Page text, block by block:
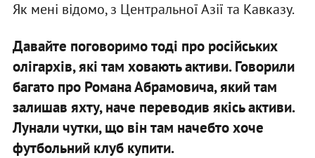
Як мені відомо, з Центральної Азії та Кавказу.
Давайте поговоримо тоді про російських
олігархів, які там ховають активи. Говорили
багато про Романа Абрамовича, який там
залишав яхту, наче переводив якісь активи.
Лунали чутки, що він там начебто хоче
футбольний клуб купити.